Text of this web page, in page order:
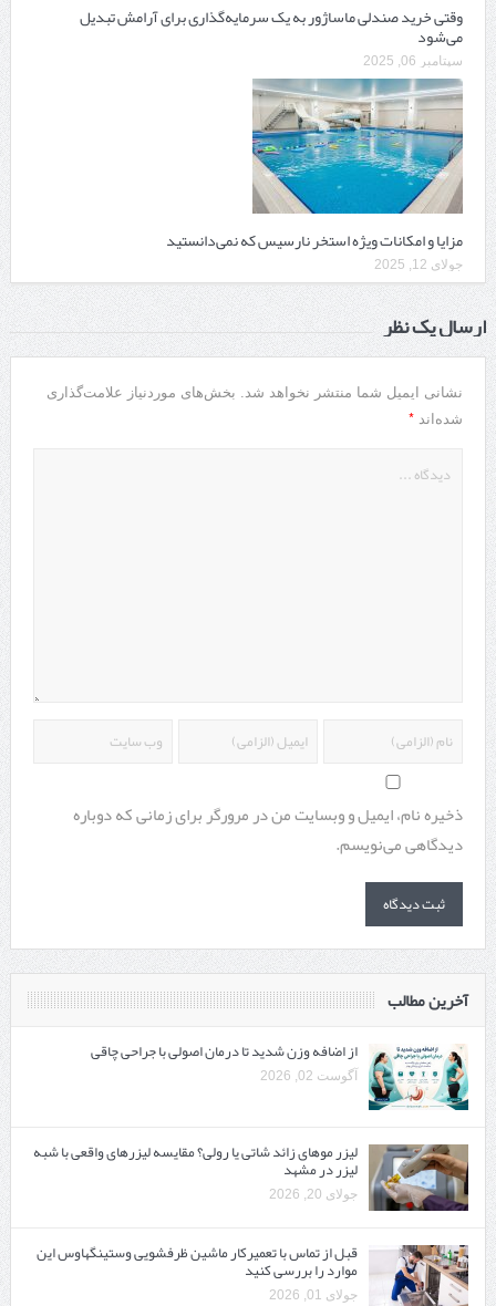
وقتی خرید صندلی ماساژور به یک سرمایه‌گذاری برای آرامش تبدیل
می‌شود
سپتامبر 06, 2025
مزایا و امکانات ویژه استخر نارسیس که نمی‌دانستید
جولای 12, 2025
ارسال یک نظر
نشانی ایمیل شما منتشر نخواهد شد. بخش‌های موردنیاز علامت‌گذاری
شده‌اند *
ذخیره نام، ایمیل و وبسایت من در مرورگر برای زمانی که دوباره
دیدگاهی می‌نویسم.
آخرین مطالب
از اضافه وزن شدید تا درمان اصولی با جراحی چاقی
آگوست 02, 2026
لیزر موهای زائد شاتی یا رولی؟ مقایسه لیزرهای واقعی با شبه‌
لیزر در مشهد
جولای 20, 2026
قبل از تماس با تعمیرکار ماشین ظرفشویی وستینگهاوس این
موارد را بررسی کنید
جولای 01, 2026